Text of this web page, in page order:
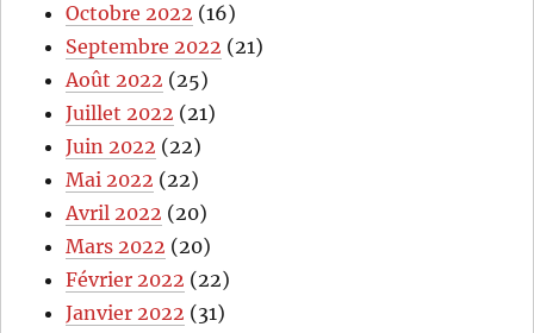
Octobre 2022 (16)
Septembre 2022 (21)
Août 2022 (25)
Juillet 2022 (21)
Juin 2022 (22)
Mai 2022 (22)
Avril 2022 (20)
Mars 2022 (20)
Février 2022 (22)
Janvier 2022 (31)